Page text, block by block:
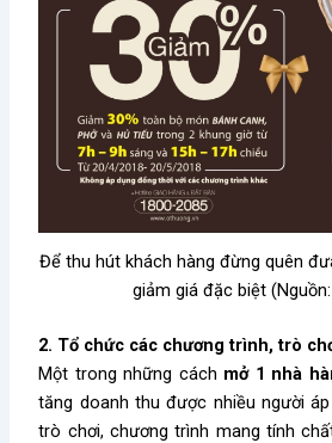
Để thu hút khách hàng đừng quên
giảm giá đặc biệt
2. Tổ chức các chương trình, trò
Một trong những cách mở 1 nhà
tăng doanh thu được nhiều người
trò chơi, chương trình mang tính